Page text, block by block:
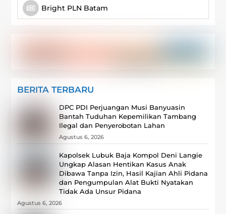
Bright PLN Batam
BERITA TERBARU
DPC PDI Perjuangan Musi Banyuasin
Bantah Tuduhan Kepemilikan Tambang
Ilegal dan Penyerobotan Lahan
Agustus 6, 2026
Kapolsek Lubuk Baja Kompol Deni Langie
Ungkap Alasan Hentikan Kasus Anak
Dibawa Tanpa Izin, Hasil Kajian Ahli Pidana
dan Pengumpulan Alat Bukti Nyatakan
Tidak Ada Unsur Pidana
Agustus 6, 2026